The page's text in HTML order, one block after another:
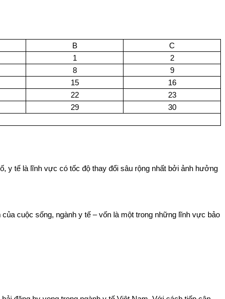
B
C
1
2
8
9
15
16
22
23
29
30
y tế là lĩnh vực có tốc độ thay đổi sâu rộng nhất bởi ảnh hưởng
cuộc sống, ngành y tế – vốn là một trong những lĩnh vực bảo